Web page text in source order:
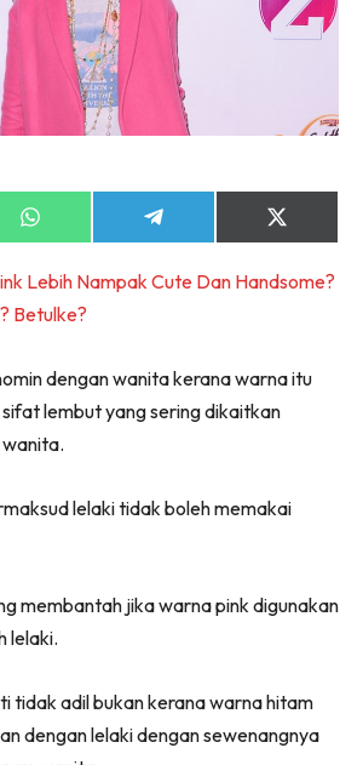
Share
on
Share
on
Share
on
(Twitter)
dengan wanita kerana warna itu
lembut yang sering dikaitkan
lelaki tidak boleh memakai
membantah jika warna pink digunakan
lelaki.
tidak adil bukan kerana warna hitam
dengan lelaki dengan sewenangnya